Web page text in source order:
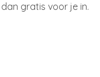
gratis voor je in.